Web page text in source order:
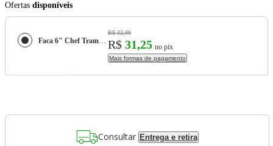
Ofertas disponíveis
Faca 6" Chef Tramontina Plenus em Aço Inox - Preto
R$ 32,89
R$ 31,25 no pix
Mais formas de pagamento
Consultar Entrega e retira